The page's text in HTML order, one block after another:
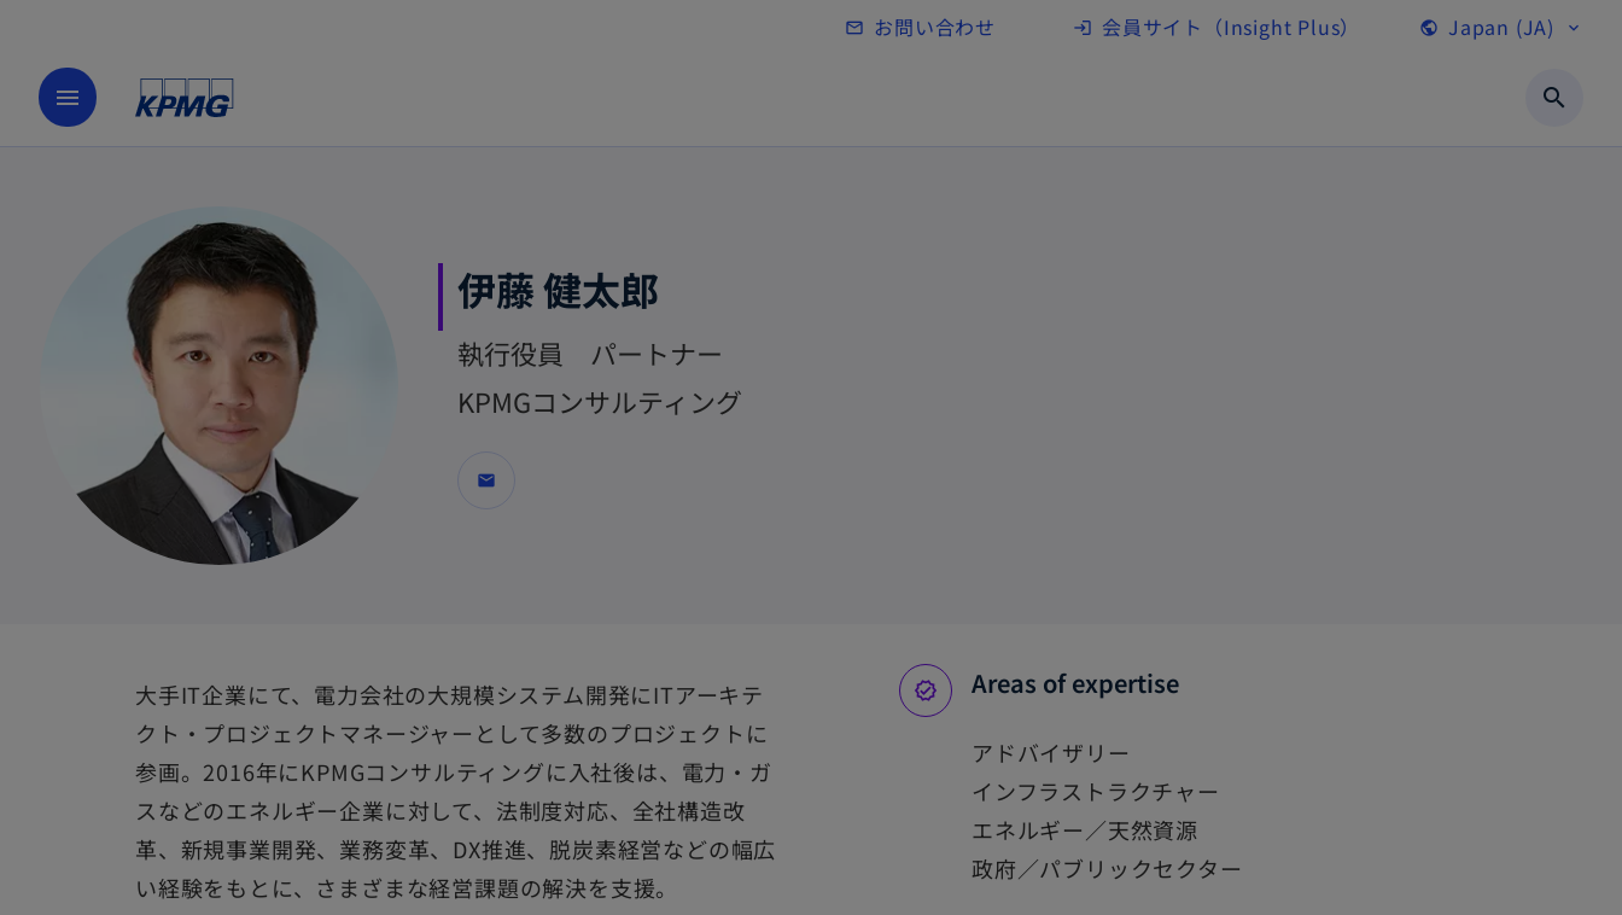
Skip to main content
mail_outline お問い合わせ login 会員サイト（Insight Plus）
新
public Japan (JA) expand_more
menu search
伊藤 健太郎
執行役員 パートナー
KPMGコンサルティング
mail
大手IT企業にて、電力会社の大規模システム開発にITアーキテ
クト・プロジェクトマネージャーとして多数のプロジェクトに
参画。2016年にKPMGコンサルティングに入社後は、電力・ガ
スなどのエネルギー企業に対して、法制度対応、全社構造改
革、新規事業開発、業務変革、DX推進、脱炭素経営などの幅広
い経験をもとに、さまざまな経営課題の解決を支援。
Areas of expertise
アドバイザリー
インフラストラクチャー
エネルギー／天然資源
政府／パブリックセクター